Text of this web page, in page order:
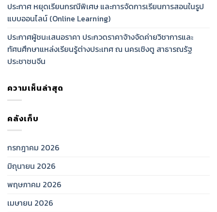
ประกาศ หยุดเรียนกรณีพิเศษ และการจัดการเรียนการสอนในรูป
แบบออนไลน์ (Online Learning)
ประกาศผู้ชนะเสนอราคา ประกวดราคาจ้างจัดค่ายวิชาการและ
ทัศนศึกษาแหล่งเรียนรู้ต่างประเทศ ณ นครเชิงตู สาธารณรัฐ
ประชาชนจีน
ความเห็นล่าสุด
คลังเก็บ
กรกฎาคม 2026
มิถุนายน 2026
พฤษภาคม 2026
เมษายน 2026